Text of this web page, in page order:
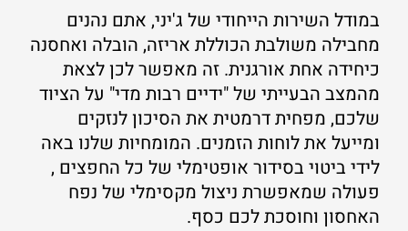
במודל השירות הייחודי של ג'יני, אתם נהנים
מחבילה משולבת הכוללת אריזה, הובלה ואחסנה
כיחידה אחת אורגנית. זה מאפשר לכן לצאת
מהמצב הבעייתי של "ידיים רבות מדי" על הציוד
שלכם, מפחית דרמטית את הסיכון לנזקים
ומייעל את לוחות הזמנים. המומחיות שלנו באה
לידי ביטוי בסידור אופטימלי של כל החפצים ,
פעולה שמאפשרת ניצול מקסימלי של נפח
האחסון וחוסכת לכם כסף.